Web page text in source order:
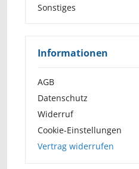
Sonstiges
Informationen
AGB
Datenschutz
Widerruf
Cookie-Einstellungen
Vertrag widerrufen